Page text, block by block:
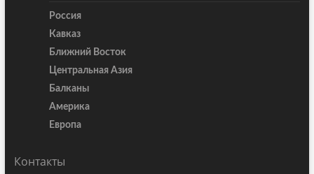
Россия
Кавказ
Ближний Восток
Центральная Азия
Балканы
Америка
Европа
Контакты